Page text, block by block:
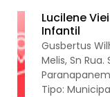
Lucilene
Infantil
Gusbertus
Melis, Sn
Tipo: